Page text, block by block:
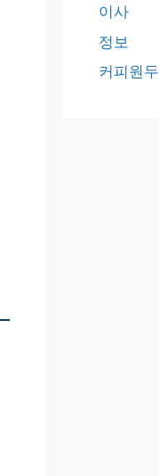
이사
정보
커피원두